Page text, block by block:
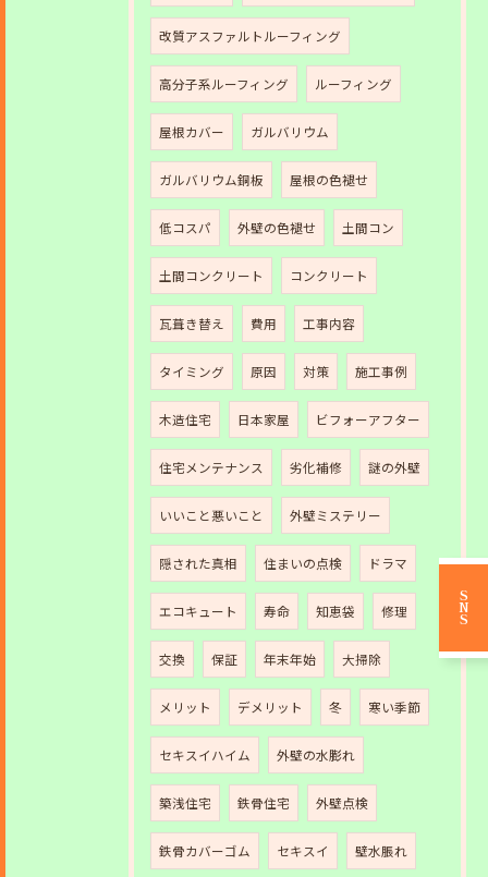
改質アスファルトルーフィング
高分子系ルーフィング ルーフィング
屋根カバー ガルバリウム
ガルバリウム銅板 屋根の色褪せ
低コスパ 外壁の色褪せ 土間コン
土間コンクリート コンクリート
瓦葺き替え 費用 工事内容
タイミング 原因 対策 施工事例
木造住宅 日本家屋 ビフォーアフター
住宅メンテナンス 劣化補修 謎の外壁
いいこと悪いこと 外壁ミステリー
隠された真相 住まいの点検 ドラマ
エコキュート 寿命 知恵袋 修理
交換 保証 年末年始 大掃除
メリット デメリット 冬 寒い季節
セキスイハイム 外壁の水膨れ
築浅住宅 鉄骨住宅 外壁点検
鉄骨カバーゴム セキスイ 壁水脹れ
SNS